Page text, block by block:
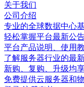
关于我们
公司介绍
专业的全球数据中心
轻松掌握平台最新公
平台产品说明、使用
了解服务器行业的最
新购、复购、升级均
免费提供云服务器和